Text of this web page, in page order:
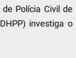
Polícia Civil de
investiga o